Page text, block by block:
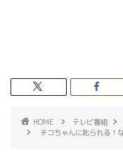
HOME テレビ番組
チコちゃんに叱られる！